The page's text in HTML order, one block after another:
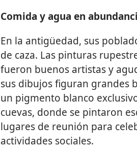
Comida y agua en
En la antigüedad, sus
de caza. Las pinturas
fueron buenos artistas y
sus dibujos figuran grandes
un pigmento blanco
cuevas, donde se pintaron
lugares de reunión para
actividades sociales.